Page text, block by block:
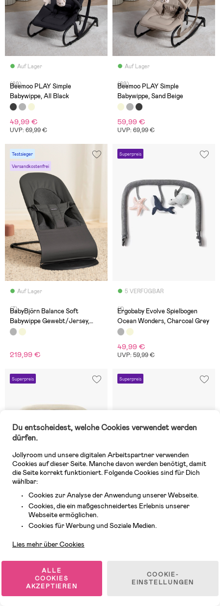
Auf Lager
(69)
Beemoo PLAY Simple
Babywippe, All Black
49,99 €
UVP: 69,99 €
Auf Lager
(69)
Beemoo PLAY Simple
Babywippe, Sand Beige
59,99 €
UVP: 69,99 €
Testsieger
Versandkostenfrei
Auf Lager
(7)
BabyBjörn Balance Soft
Babywippe Gewebt/Jersey,
Dunkelgrau
219,99 €
Superpreis
5 VERFÜGBAR
(1)
Ergobaby Evolve Spielbogen
Ocean Wonders, Charcoal Grey
49,99 €
UVP: 59,99 €
Superpreis
10 VERFÜGBAR
Ocean Wonders, Cream
UVP: 59,99 €
Superpreis
UVP: 59,99 €
Du entscheidest, welche Cookies verwendet werden
dürfen.
Jollyroom und unsere digitalen Arbeitspartner verwenden
Cookies auf dieser Seite. Manche davon werden benötigt, damit
die Seite korrekt funktioniert. Folgende Cookies sind für Dich
wählbar:
Cookies zur Analyse der Anwendung unserer Webseite.
Cookies, die ein maßgeschneidertes Erlebnis unserer
Webseite ermöglichen.
Cookies für Werbung und Soziale Medien.
Lies mehr über Cookies
ALLE
COOKIES
AKZEPTIEREN
COOKIE-
EINSTELLUNGEN